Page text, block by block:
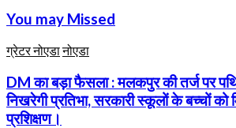
You may Missed
ग्रेटर नोएडानोएडा
DM का बड़ा फैसला : मलकपुर की तर्ज पर
निखरेगी प्रतिभा, सरकारी स्कूलों के बच्चों को
प्रशिक्षण।